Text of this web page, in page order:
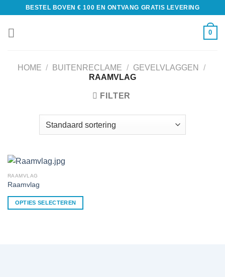
BESTEL BOVEN € 100 EN ONTVANG GRATIS LEVERING
0
HOME / BUITENRECLAME / GEVELVLAGGEN
/
RAAMVLAG
FILTER
RAAMVLAG
Raamvlag
OPTIES SELECTEREN